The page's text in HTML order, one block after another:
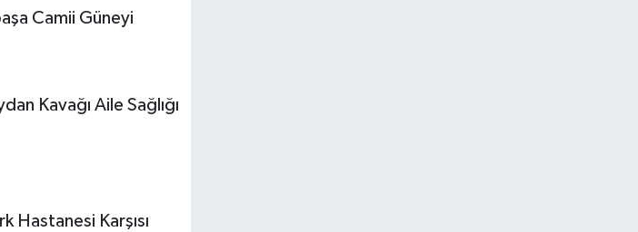
Camii Güneyi
Kavağı Aile Sağlığı
Hastanesi Karşısı